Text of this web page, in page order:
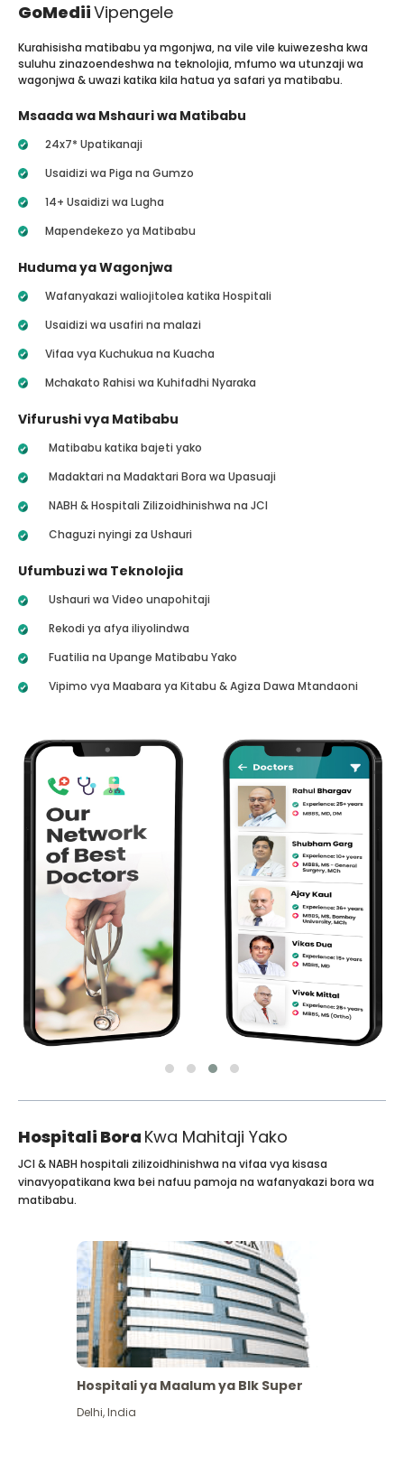
GoMediiVipengele
Kurahisisha matibabu ya mgonjwa, na vile vile kuiwezesha kwa
suluhu zinazoendeshwa na teknolojia, mfumo wa utunzaji wa
wagonjwa & uwazi katika kila hatua ya safari ya matibabu.
Msaada wa Mshauri wa Matibabu
24x7* Upatikanaji
Usaidizi wa Piga na Gumzo
14+ Usaidizi wa Lugha
Mapendekezo ya Matibabu
Huduma ya Wagonjwa
Wafanyakazi waliojitolea katika Hospitali
Usaidizi wa usafiri na malazi
Vifaa vya Kuchukua na Kuacha
Mchakato Rahisi wa Kuhifadhi Nyaraka
Vifurushi vya Matibabu
Matibabu katika bajeti yako
Madaktari na Madaktari Bora wa Upasuaji
NABH & Hospitali Zilizoidhinishwa na JCI
Chaguzi nyingi za Ushauri
Ufumbuzi wa Teknolojia
Ushauri wa Video unapohitaji
Rekodi ya afya iliyolindwa
Fuatilia na Upange Matibabu Yako
Vipimo vya Maabara ya Kitabu & Agiza Dawa Mtandaoni
Hospitali Bora Kwa Mahitaji Yako
JCI & NABH hospitali zilizoidhinishwa na vifaa vya kisasa
vinavyopatikana kwa bei nafuu pamoja na wafanyakazi bora wa
matibabu.
Hospitali ya Maalum ya Blk Super
Delhi,India